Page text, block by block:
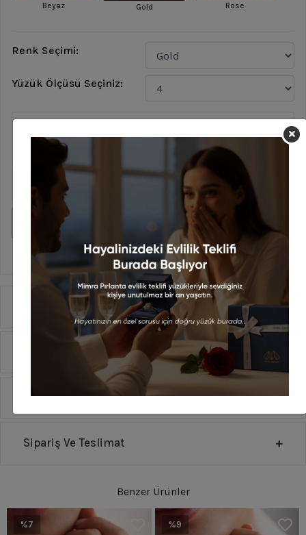
Beyaz Gold Rose
Renk Seçimi:
Yüzük Ölçüsü Seçiniz:
Sepete Ekle
WHATSAPP İLE SİPARİŞ VER
En geç 14 Ağustos Cuma günü kargoda!
Ürün Özellikleri
Taksit Seçenekleri
Sipariş Ve Teslimat
Benzer Ürünler
%7 %9